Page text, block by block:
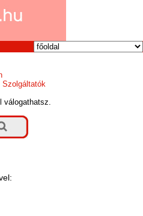
Szolgáltatók
válogathatsz.